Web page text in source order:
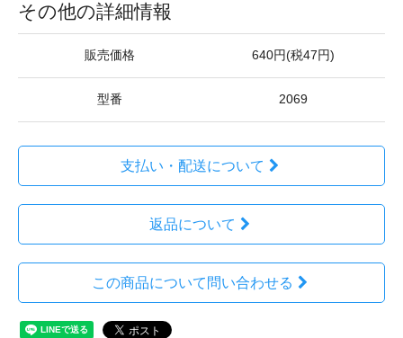
その他の詳細情報
販売価格 640円(税47円)
型番 2069
支払い・配送について
返品について
この商品について問い合わせる